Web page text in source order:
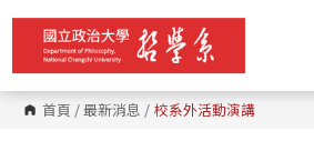
跳
要
內
容
區 首頁 /最新消息 / 校系外活動演講